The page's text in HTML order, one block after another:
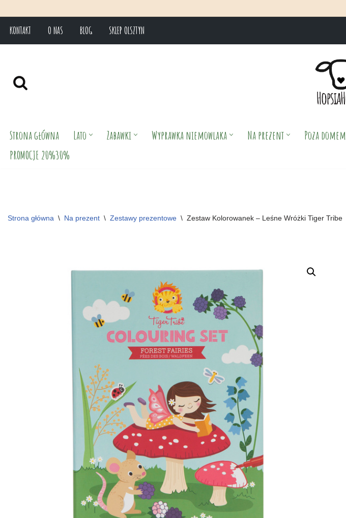
*
Przejdź
KONTAKT O NAS BLOG SKLEP OLSZTYN
Strona główna Lato Zabawki Wyprawka niemowlaka Na prezent Poza domem
PROMOCJE 20%30%
Strona główna \ Na prezent \ Zestawy prezentowe \ Zestaw Kolorowanek – Leśne Wróżki Tiger Tribe